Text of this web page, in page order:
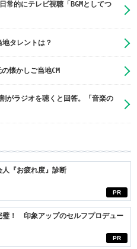
的にテレビ視聴「BGMとしてつ
タレントは？
懐かしご当地CM
がラジオを聴くと回答。「音楽の
PR
『お疲れ度』診断
PR
璧！ 印象アップのセルフプロデュー